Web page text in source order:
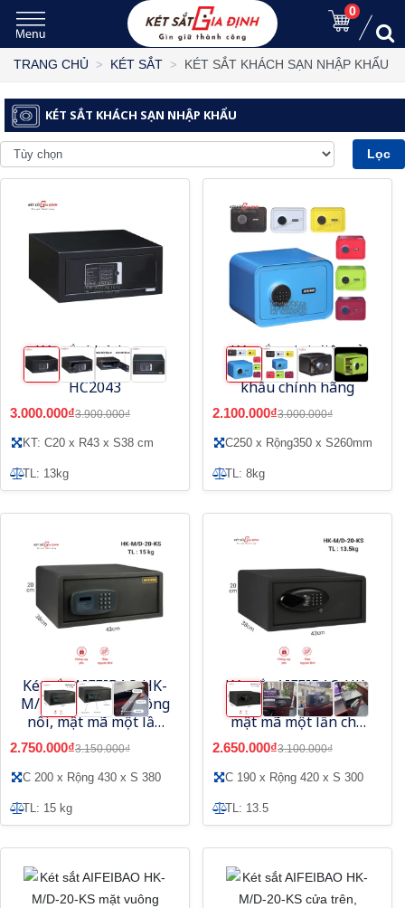
0
TRANG CHỦ KÉT SẮT KÉT SẮT KHÁCH SẠN NHẬP KHẨU
KÉT SẮT KHÁCH SẠN NHẬP KHẨU
Lọc
Két sắt khách sạn
Aifeibao HK-M/D-
HC2043
3.000.000₫3.900.000₫
KT: C20 x R43 x S38 cm
TL: 13kg
Két sắt mini điện tử
Aifeibao D25E nhập
khẩu chính hãng
2.100.000₫3.000.000₫
C250 x Rộng350 x S260mm
TL: 8kg
Két sắt AIFEIBAO HK-
M/D-20-KS mặt vuông
nổi, mật mã một lần
cho khách sạn
2.750.000₫3.150.000₫
C 200 x Rộng 430 x S 380
TL: 15 kg
Két sắt AIFEIBAO HK-
M/D-20-KS mặt tròn ,
mật mã một lần cho
khách sạn
2.650.000₫3.100.000₫
C 190 x Rộng 420 x S 300
TL: 13.5